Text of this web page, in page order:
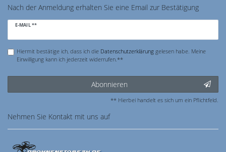
Nach der Anmeldung erhalten Sie eine Email zur Bestätigung
E-MAIL **
Newsletter
Hiermit bestätige ich, dass ich die Daten­schutz­erklärunggelesen habe. Meine
Einwilligung kann ich jederzeit widerrufen.**
Abonnieren
** Hierbei handelt es sich um ein Pflichtfeld.
Nehmen Sie Kontakt mit uns auf